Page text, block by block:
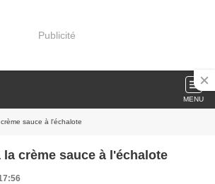
Publicité
MENU
sauce à l'échalote
crème sauce à l'échalote